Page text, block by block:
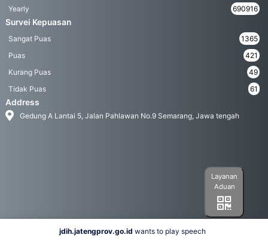
Yearly
690916
Survei Kepuasan
Sangat Puas
1365
Puas
421
Kurang Puas
49
Tidak Puas
61
Address
Gedung A Lantai 5, Jalan Pahlawan No.9 Semarang, Jawa tengah
Layanan
Aduan
jdih.jatengprov.go.id wants to play speech